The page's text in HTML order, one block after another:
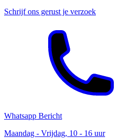
Schrijf ons gerust je verzoek
Whatsapp Bericht
Maandag - Vrijdag, 10 - 16 uur